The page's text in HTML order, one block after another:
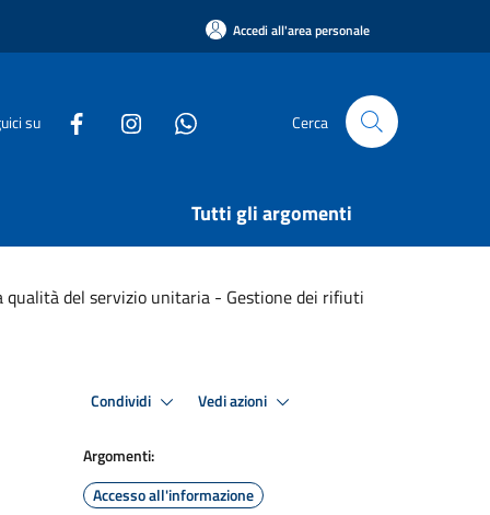
Accedi all'area personale
su Cerca
Tutti gli argomenti
qualità del servizio unitaria - Gestione dei rifiuti
Condividi Vedi azioni
Argomenti:
Accesso all'informazione